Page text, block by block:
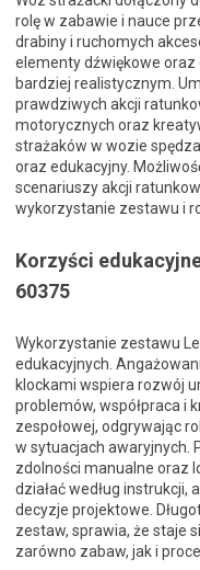
rolę w zabawie i nauce
drabiny i ruchomych
elementy dźwiękowe
bardziej realistycznym.
prawdziwych akcji
motorycznych oraz
strażaków w wozie
oraz edukacyjny.
scenariuszy akcji
wykorzystanie zestawu i
Korzyści
60375
Wykorzystanie zestawu
edukacyjnych.
klockami wspiera rozwój
problemów, współpraca i
zespołowej, odgrywając
w sytuacjach awaryjnych.
zdolności manualne oraz
działać według
decyzje projektowe.
zestaw, sprawia, że staje
zarówno zabaw, jak i